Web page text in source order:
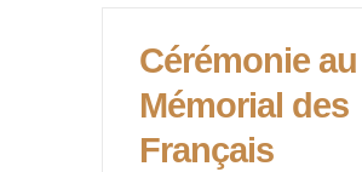
Cérémonie au
Mémorial des
Français